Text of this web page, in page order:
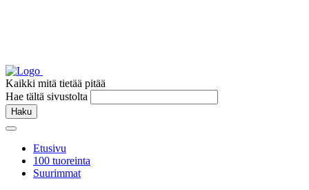
Kaikki mitä tietää pitää
Hae tältä sivustolta
Haku
Etusivu
100 tuoreinta
Suurimmat